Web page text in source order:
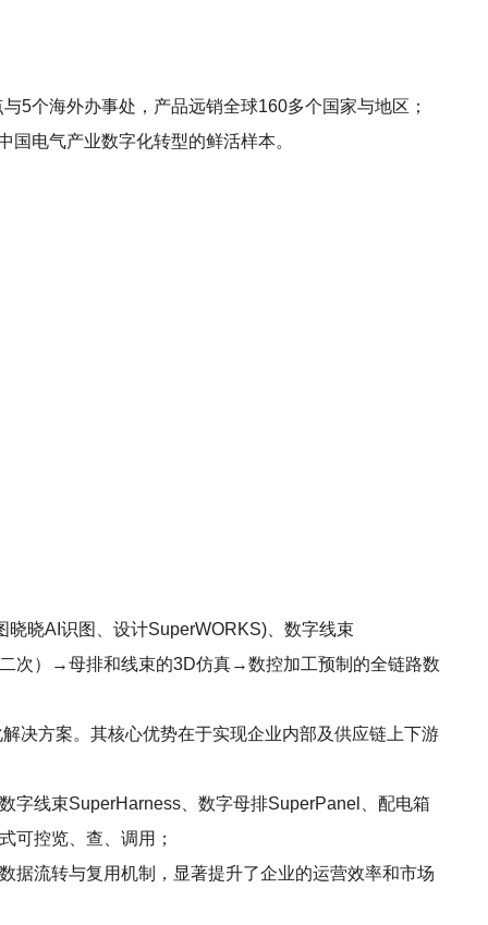
5个海外办事处，产品远销全球160多个国家与地区；
电气产业数字化转型的鲜活样本。
晓AI识图、设计SuperWORKS)、数字线束
次）→母排和线束的3D仿真→数控加工预制的全链路数
决方案。其核心优势在于实现企业内部及供应链上下游
字线束SuperHarness、数字母排SuperPanel、配电箱
可控览、查、调用；
据流转与复用机制，显著提升了企业的运营效率和市场